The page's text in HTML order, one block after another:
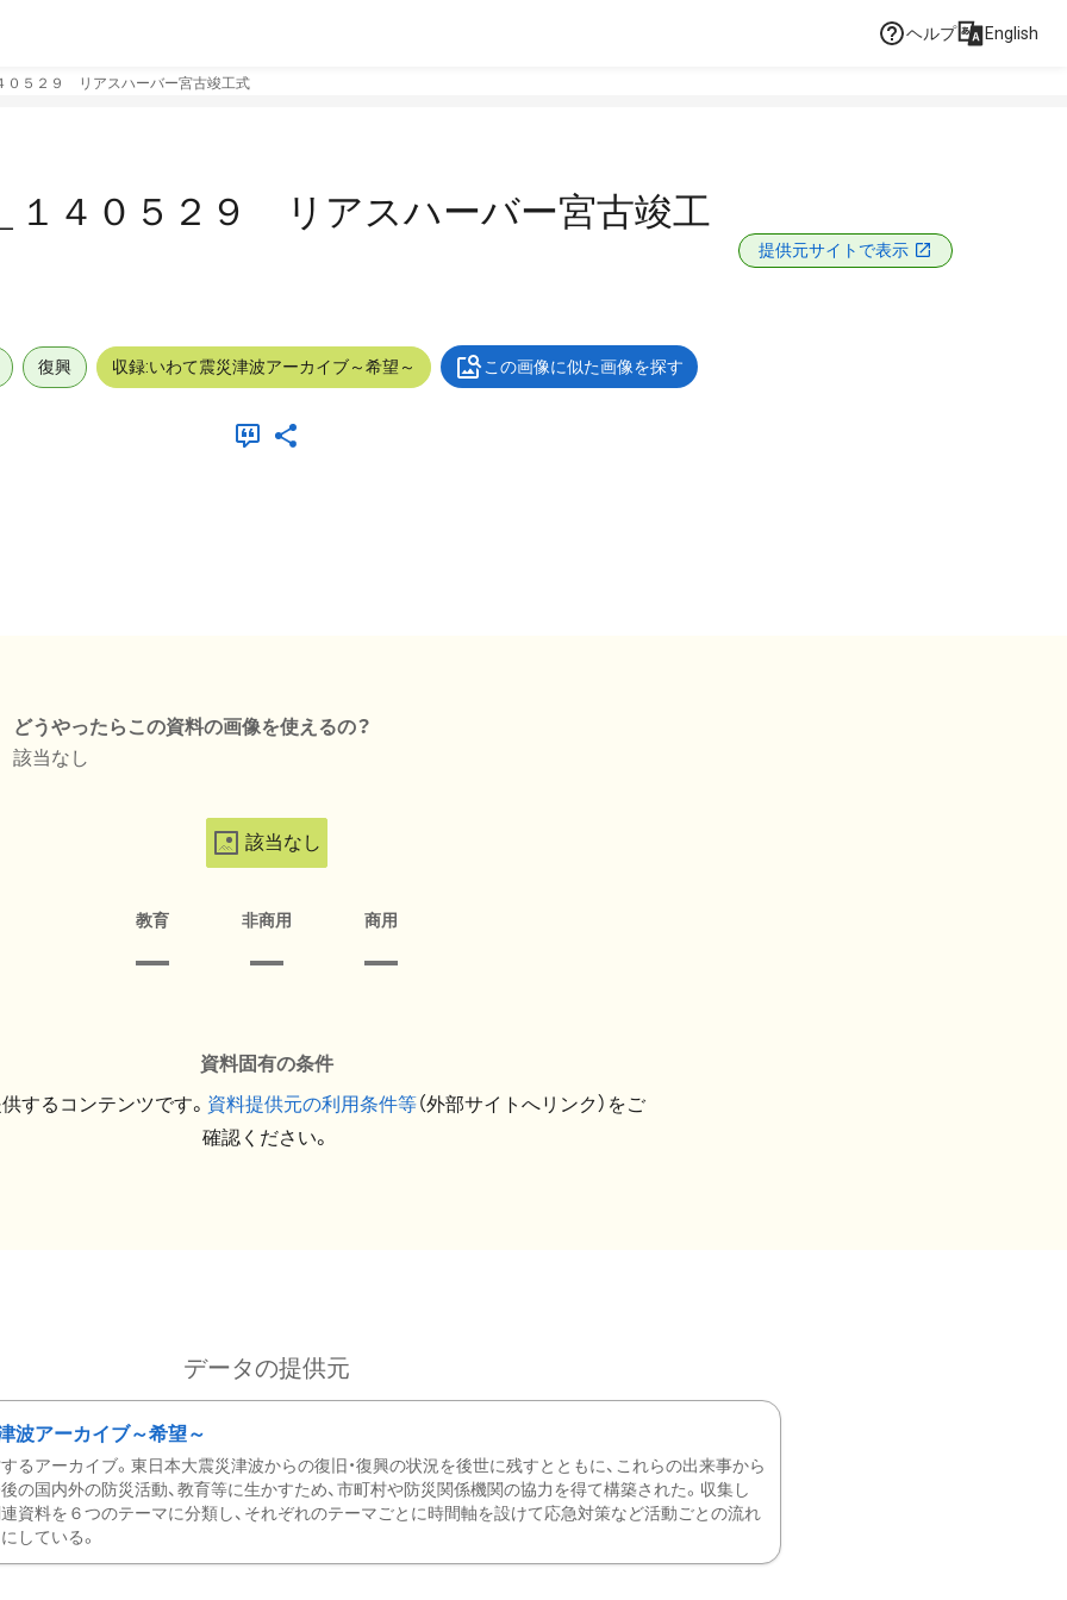
ヘルプ English
０５２９ リアスハーバー宮古竣工式
１４０５２９ リアスハーバー宮古竣工
提供元サイトで表示
復興 収録:いわて震災津波アーカイブ～希望～ この画像に似た画像を探す
どうやったらこの資料の画像を使えるの？
該当なし
該当なし
教育 非商用 商用
資料固有の条件
するコンテンツです。 資料提供元の利用条件等（外部サイトへリンク）をご
確認ください。
データの提供元
波アーカイブ～希望～
るアーカイブ。東日本大震災津波からの復旧・復興の状況を後世に残すとともに、これらの出来事から
の国内外の防災活動、教育等に生かすため、市町村や防災関係機関の協力を得て構築された。収集し
資料を６つのテーマに分類し、それぞれのテーマごとに時間軸を設けて応急対策など活動ごとの流れ
している。